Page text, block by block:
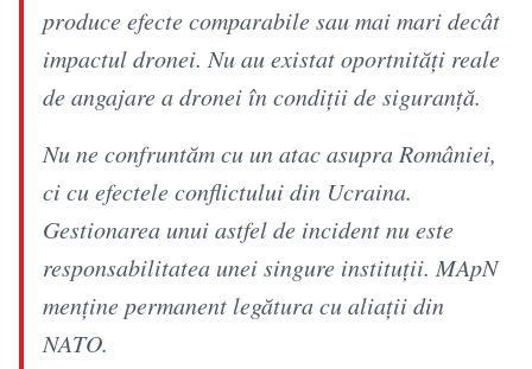
produce efecte comparabile sau mai mari decât
impactul dronei. Nu au existat oportnități reale
de angajare a dronei în condiții de siguranță.
Nu ne confruntăm cu un atac asupra României,
ci cu efectele conflictului din Ucraina.
Gestionarea unui astfel de incident nu este
responsabilitatea unei singure instituții. MApN
menține permanent legătura cu aliații din
NATO.